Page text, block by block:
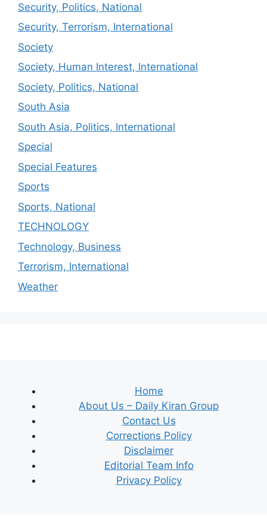
Security, Politics, National
Security, Terrorism, International
Society
Society, Human Interest, International
Society, Politics, National
South Asia
South Asia, Politics, International
Special
Special Features
Sports
Sports, National
TECHNOLOGY
Technology, Business
Terrorism, International
Weather
Home
About Us – Daily Kiran Group
Contact Us
Corrections Policy
Disclaimer
Editorial Team Info
Privacy Policy